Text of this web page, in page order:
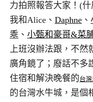
力拍照報答大家！(
我和Alice、 Daphne 、
乖 、 小甄和豪哥&菜
上班沒辦法跟，不然
廣角鏡了；廢話不多
住宿和解決晚餐的台
的台灣水牛城，是個